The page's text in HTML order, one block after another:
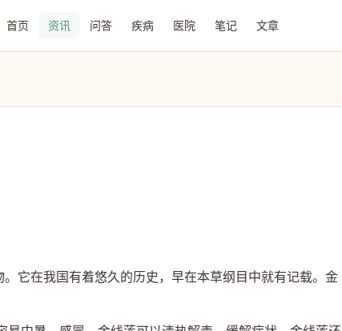
首页 资讯 问答 疾病 医院 笔记 文章
它在我国有着悠久的历史，早在本草纲目中就有记载。金